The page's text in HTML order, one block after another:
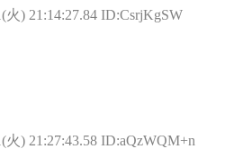
火) 21:14:27.84 ID:CsrjKgSW
火) 21:27:43.58 ID:aQzWQM+n